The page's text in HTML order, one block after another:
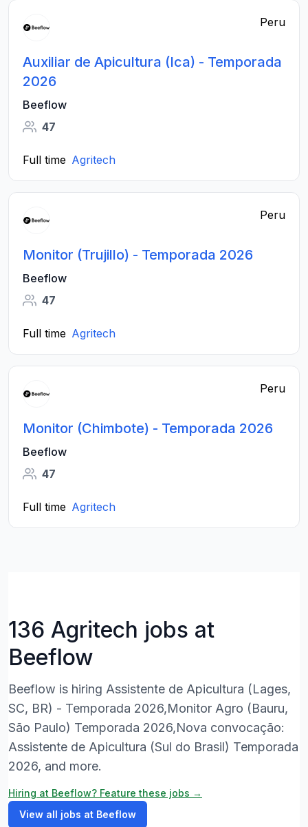
Peru
Auxiliar de Apicultura (Ica) - Temporada
2026
Beeflow
47
Full time Agritech
Peru
Monitor (Trujillo) - Temporada 2026
Beeflow
47
Full time Agritech
Peru
Monitor (Chimbote) - Temporada 2026
Beeflow
47
Full time Agritech
136 Agritech jobs at
Beeflow
Beeflow is hiring Assistente de Apicultura (Lages,
SC, BR) - Temporada 2026,Monitor Agro (Bauru,
São Paulo) Temporada 2026,Nova convocação:
Assistente de Apicultura (Sul do Brasil) Temporada
2026, and more.
Hiring at Beeflow? Feature these jobs →
View all jobs at Beeflow